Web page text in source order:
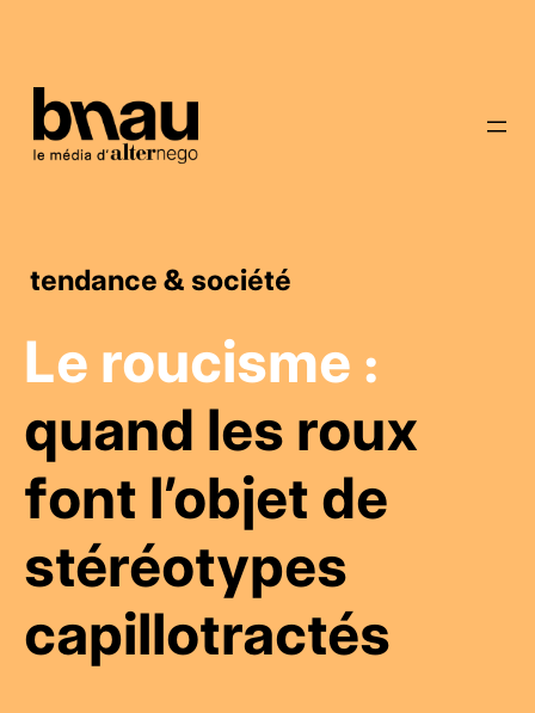
tendance & société
Le roucisme :
quand les roux
font l’objet de
stéréotypes
capillotractés